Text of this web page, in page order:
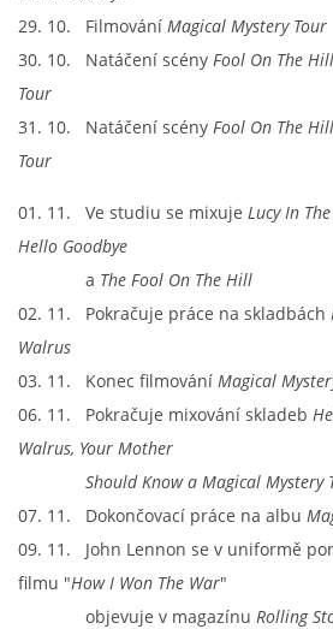
29. 10. Filmování Magical Mystery Tour
30. 10. Natáčení scény Fool On The Hill
Tour
31. 10. Natáčení scény Fool On The Hill
Tour
01. 11. Ve studiu se mixuje Lucy In
Hello Goodbye
a The Fool On The Hill
02. 11. Pokračuje práce na skladbách
Walrus
03. 11. Konec filmování Magical
06. 11. Pokračuje mixování skladeb
Walrus, Your Mother
Should Know a Magical Mystery
07. 11. Dokončovací práce na albu
09. 11. John Lennon se v uniformě
filmu "How I Won The War"
objevuje v magazínu Rolling